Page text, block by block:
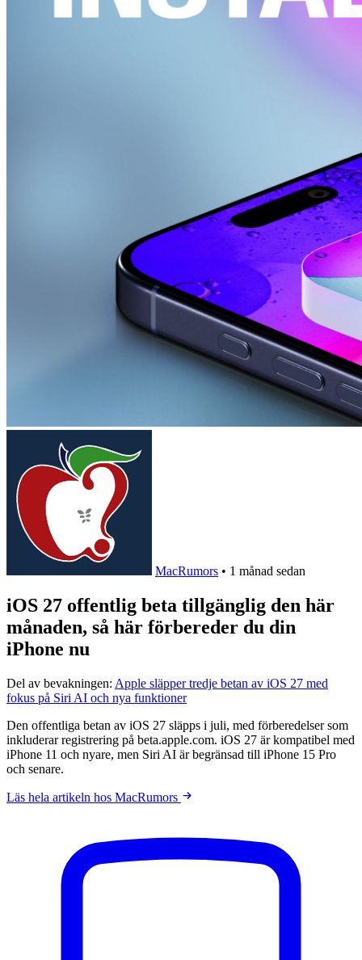
MacRumors • 1 månad sedan
iOS 27 offentlig beta tillgänglig den här
månaden, så här förbereder du din
iPhone nu
Del av bevakningen: Apple släpper tredje betan av iOS 27 med
fokus på Siri AI och nya funktioner
Den offentliga betan av iOS 27 släpps i juli, med förberedelser som
inkluderar registrering på beta.apple.com. iOS 27 är kompatibel med
iPhone 11 och nyare, men Siri AI är begränsad till iPhone 15 Pro
och senare.
Läs hela artikeln hos MacRumors